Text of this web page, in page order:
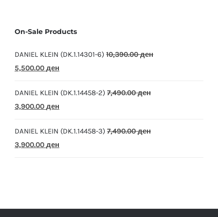
On-Sale Products
DANIEL KLEIN (DK.1.14301-6) 10,390.00ден
Original
was:
10,390.00 ден.
5,500.00 ден
is:
5,500.00 ден.
DANIEL KLEIN (DK.1.14458-2) 7,490.00ден
Original
was:
7,490.00 ден.
3,900.00 ден
is:
3,900.00 ден.
DANIEL KLEIN (DK.1.14458-3) 7,490.00ден
Original
3,900.00 ден